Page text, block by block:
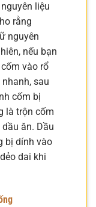
liệu
rằng
nguyên
nếu bạn
vào rổ
sau
cốm bị
là trộn cốm
ăn. Dầu
bị dính vào
dai khi